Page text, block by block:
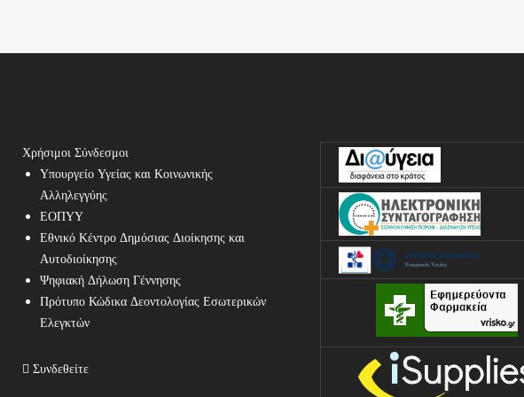
Χρήσιμοι Σύνδεσμοι
Υπουργείο Υγείας και Κοινωνικής
Αλληλεγγύης
ΕΟΠΥΥ
Εθνικό Κέντρο Δημόσιας Διοίκησης και
Αυτοδιοίκησης
Ψηφιακή Δήλωση Γέννησης
Πρότυπο Κώδικα Δεοντολογίας Εσωτερικών
Ελεγκτών
Συνδεθείτε